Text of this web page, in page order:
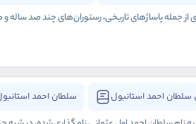
جمله پاساژهای تاریخی، رستوران‌های چند صد ساله و
احمد استانبول سلطان احمد